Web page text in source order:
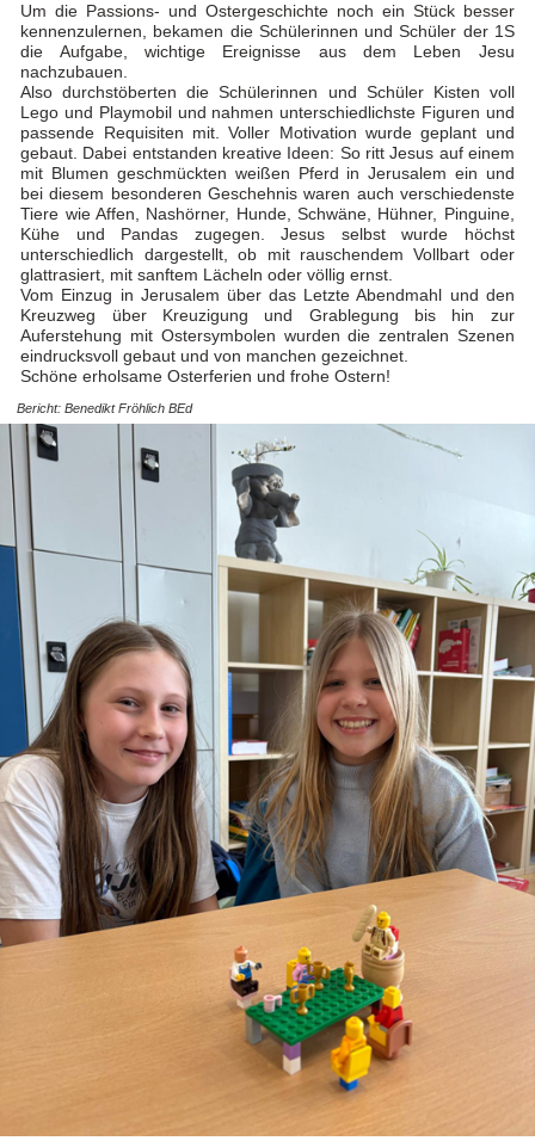
Um die Passions- und Ostergeschichte noch ein Stück besser
kennenzulernen, bekamen die Schülerinnen und Schüler der 1S
die Aufgabe, wichtige Ereignisse aus dem Leben Jesu
nachzubauen.
Also durchstöberten die Schülerinnen und Schüler Kisten voll
Lego und Playmobil und nahmen unterschiedlichste Figuren und
passende Requisiten mit. Voller Motivation wurde geplant und
gebaut. Dabei entstanden kreative Ideen: So ritt Jesus auf einem
mit Blumen geschmückten weißen Pferd in Jerusalem ein und
bei diesem besonderen Geschehnis waren auch verschiedenste
Tiere wie Affen, Nashörner, Hunde, Schwäne, Hühner, Pinguine,
Kühe und Pandas zugegen. Jesus selbst wurde höchst
unterschiedlich dargestellt, ob mit rauschendem Vollbart oder
glattrasiert, mit sanftem Lächeln oder völlig ernst.
Vom Einzug in Jerusalem über das Letzte Abendmahl und den
Kreuzweg über Kreuzigung und Grablegung bis hin zur
Auferstehung mit Ostersymbolen wurden die zentralen Szenen
eindrucksvoll gebaut und von manchen gezeichnet.
Schöne erholsame Osterferien und frohe Ostern!
Bericht: Benedikt Fröhlich BEd